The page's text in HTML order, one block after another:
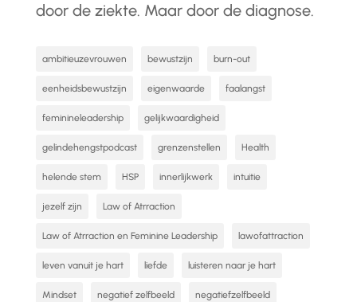
door de ziekte. Maar door de diagnose.
ambitieuzevrouwen bewustzijn burn-out
eenheidsbewustzijn eigenwaarde faalangst
feminineleadership gelijkwaardigheid
gelindehengstpodcast grenzenstellen Health
helende stem HSP innerlijkwerk intuitie
jezelf zijn Law of Atrraction
Law of Atrraction en Feminine Leadership lawofattraction
leven vanuit je hart liefde luisteren naar je hart
Mindset negatief zelfbeeld negatiefzelfbeeld